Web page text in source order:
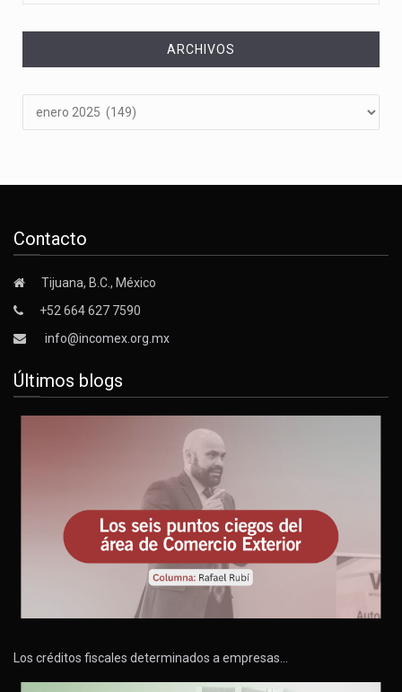
ARCHIVOS
Contacto
Tijuana, B.C., México
+52 664 627 7590
info@incomex.org.mx
Últimos blogs
Los créditos fiscales determinados a empresas…